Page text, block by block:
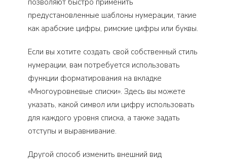
позволяют быстро применить
предустановленные шаблоны нумерации, такие
как арабские цифры, римские цифры или буквы.
Если вы хотите создать свой собственный стиль
нумерации, вам потребуется использовать
функции форматирования на вкладке
«Многоуровневые списки». Здесь вы можете
указать, какой символ или цифру использовать
для каждого уровня списка, а также задать
отступы и выравнивание.
Другой способ изменить внешний вид